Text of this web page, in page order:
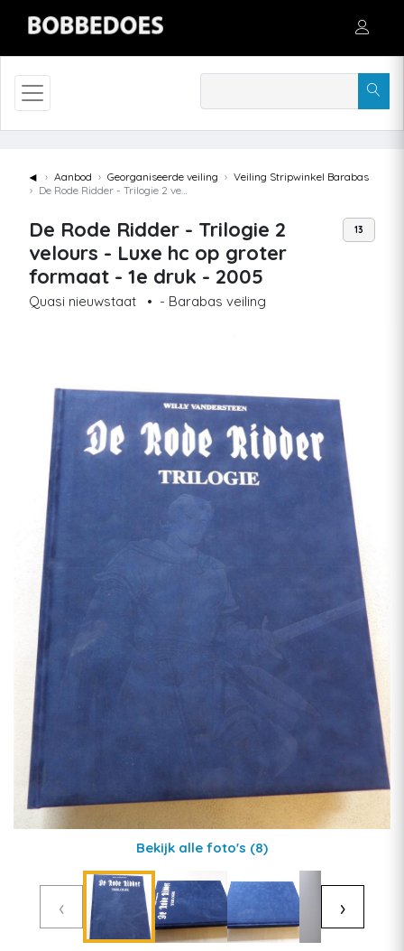
◄ Aanbod Georganiseerde veiling
Veiling Stripwinkel Barabas
De Rode Ridder - Trilogie 2 velours - Luxe hc op groter formaat - 1e druk - 2005
De Rode Ridder - Trilogie 2
velours - Luxe hc op groter
formaat - 1e druk - 2005
Quasi nieuwstaat • - Barabas veiling
13
Bekijk alle foto's (8)
‹ ›